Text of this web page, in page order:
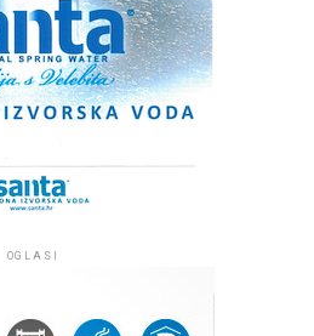
OGLASI